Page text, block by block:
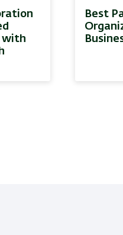
with
Best